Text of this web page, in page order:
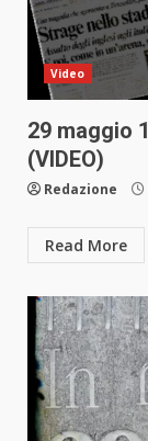
Video
29 maggio
(VIDEO)
Redazione
Read More